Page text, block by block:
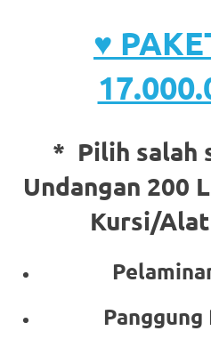
♥
* Pilih salah
Undangan 200
Kursi/